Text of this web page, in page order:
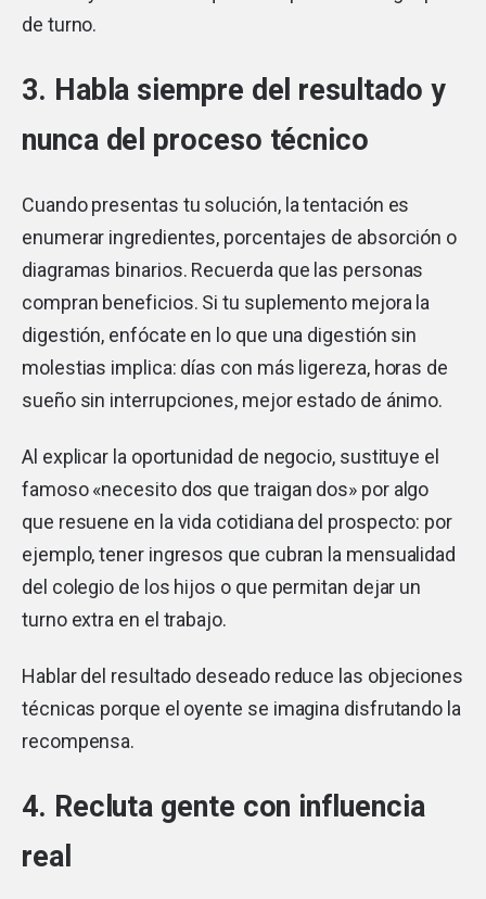
de turno.
3. Habla siempre del resultado y
nunca del proceso técnico
Cuando presentas tu solución, la tentación es
enumerar ingredientes, porcentajes de absorción o
diagramas binarios. Recuerda que las personas
compran beneficios. Si tu suplemento mejora la
digestión, enfócate en lo que una digestión sin
molestias implica: días con más ligereza, horas de
sueño sin interrupciones, mejor estado de ánimo.
Al explicar la oportunidad de negocio, sustituye el
famoso «necesito dos que traigan dos» por algo
que resuene en la vida cotidiana del prospecto: por
ejemplo, tener ingresos que cubran la mensualidad
del colegio de los hijos o que permitan dejar un
turno extra en el trabajo.
Hablar del resultado deseado reduce las objeciones
técnicas porque el oyente se imagina disfrutando la
recompensa.
4. Recluta gente con influencia
real